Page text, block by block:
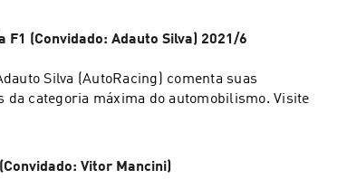
- Racing is
UCb2RzOqYf9FgLTTPFR_zzNA - Portal
channel/UCope0uRUcNE-9nQhldi5hfA
F1 (Convidado: Adauto Silva) 2021/6
Silva (AutoRacing) comenta suas
categoria máxima do automobilismo. Visite
Vitor Mancini)